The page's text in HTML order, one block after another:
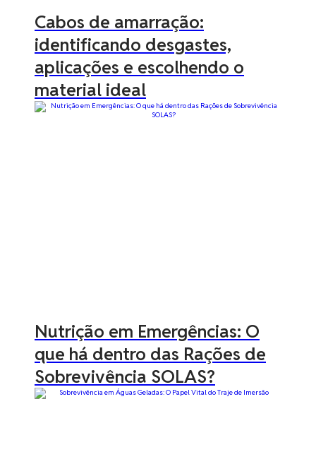
Cabos de amarração:
identificando desgastes,
aplicações e escolhendo o
material ideal
Nutrição em Emergências: O
que há dentro das Rações de
Sobrevivência SOLAS?